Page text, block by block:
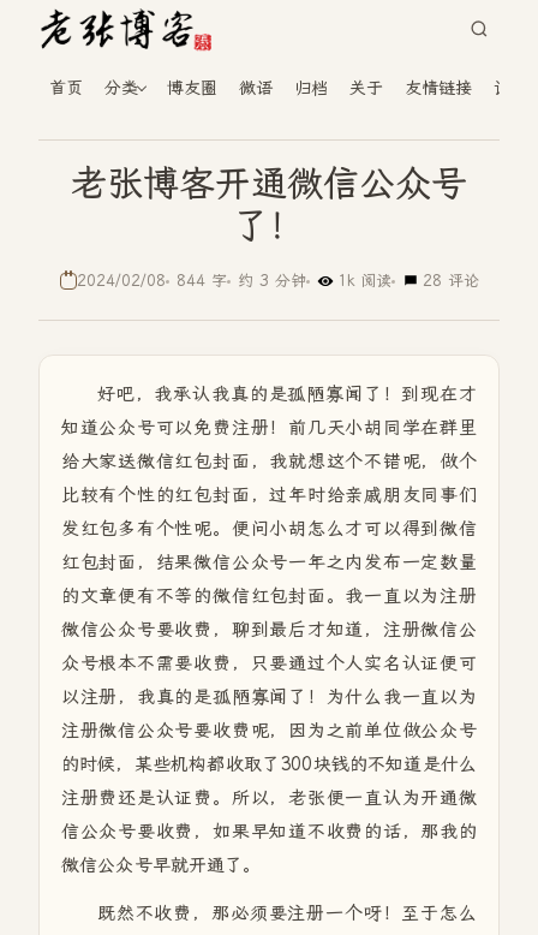
首页 分类 博友圈 微语 归档 关于 友情链接 读者
老张博客开通微信公众号
了！
2024/02/08 844 字 约 3 分钟 1k 阅读 28 评论
好吧，我承认我真的是孤陋寡闻了！到现在才
知道公众号可以免费注册！前几天小胡同学在群里
给大家送微信红包封面，我就想这个不错呢，做个
比较有个性的红包封面，过年时给亲戚朋友同事们
发红包多有个性呢。便问小胡怎么才可以得到微信
红包封面，结果微信公众号一年之内发布一定数量
的文章便有不等的微信红包封面。我一直以为注册
微信公众号要收费，聊到最后才知道，注册微信公
众号根本不需要收费，只要通过个人实名认证便可
以注册，我真的是孤陋寡闻了！为什么我一直以为
注册微信公众号要收费呢，因为之前单位做公众号
的时候，某些机构都收取了300块钱的不知道是什么
注册费还是认证费。所以，老张便一直认为开通微
信公众号要收费，如果早知道不收费的话，那我的
微信公众号早就开通了。
既然不收费，那必须要注册一个呀！至于怎么